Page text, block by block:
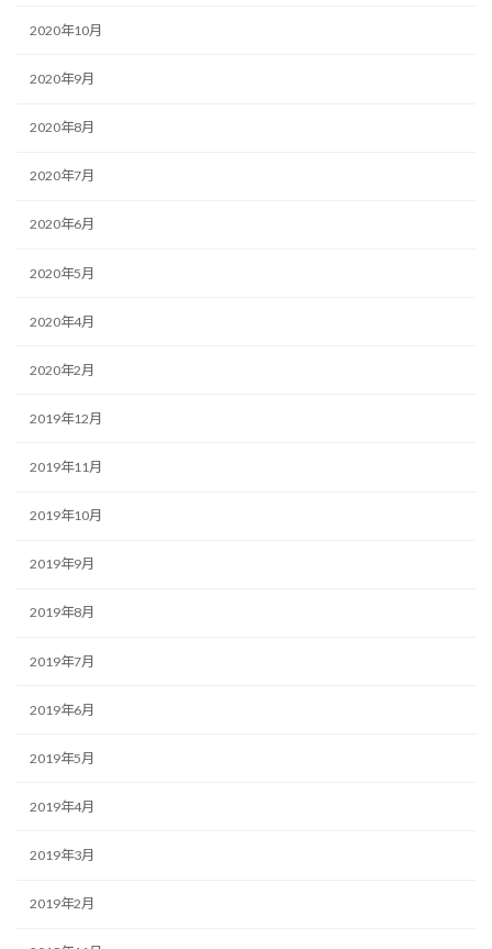
2020年10月
2020年9月
2020年8月
2020年7月
2020年6月
2020年5月
2020年4月
2020年2月
2019年12月
2019年11月
2019年10月
2019年9月
2019年8月
2019年7月
2019年6月
2019年5月
2019年4月
2019年3月
2019年2月